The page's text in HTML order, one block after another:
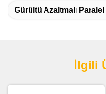
Gürültü Azaltmalı
İlgili